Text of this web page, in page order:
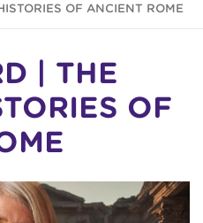
OF ANCIENT ROME
| THE
OF